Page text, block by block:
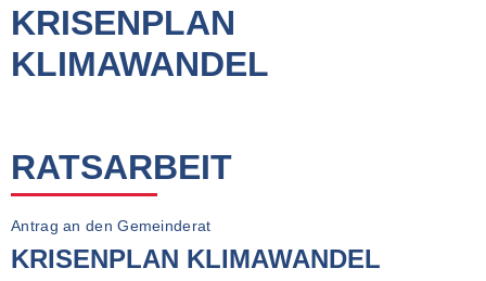
KRISENPLAN
KLIMAWANDEL
RATSARBEIT
Antrag an den Gemeinderat
KRISENPLAN KLIMAWANDEL